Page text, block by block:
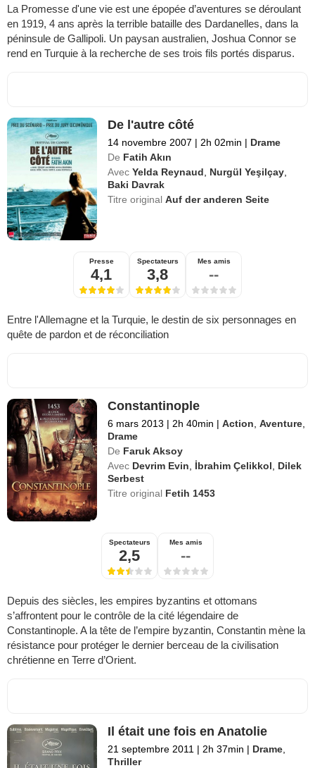
La Promesse d'une vie est une épopée d’aventures se déroulant
en 1919, 4 ans après la terrible bataille des Dardanelles, dans la
péninsule de Gallipoli. Un paysan australien, Joshua Connor se
rend en Turquie à la recherche de ses trois fils portés disparus.
De l'autre côté
14 novembre 2007 | 2h 02min | Drame
De Fatih Akın
Avec Yelda Reynaud Nurgül Yeşilçay
Baki Davrak
Titre originalAuf der anderen Seite
Presse
4,1
Spectateurs
3,8
Mes amis
--
Entre l'Allemagne et la Turquie, le destin de six personnages en
quête de pardon et de réconciliation
Constantinople
6 mars 2013 | 2h 40min | Action ,Aventure
Drame
De Faruk Aksoy
Avec Devrim Evin İbrahim Çelikkol
Dilek
Serbest
Titre original Fetih 1453
Spectateurs
2,5
Mes amis
--
Depuis des siècles, les empires byzantins et ottomans
s’affrontent pour le contrôle de la cité légendaire de
Constantinople. A la tête de l’empire byzantin, Constantin mène la
résistance pour protéger le dernier berceau de la civilisation
chrétienne en Terre d’Orient.
Il était une fois en Anatolie
21 septembre 2011 | 2h 37min | Drame
Thriller